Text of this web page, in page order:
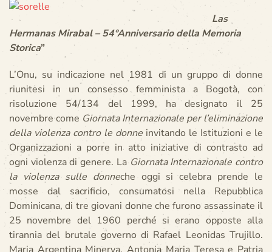
Las
Hermanas Mirabal – 54°Anniversario della Memoria
Storica”
L’Onu, su indicazione nel 1981 di un gruppo di donne
riunitesi in un consesso femminista a Bogotà, con
risoluzione 54/134 del 1999, ha designato il 25
novembre come Giornata Internazionale per l’eliminazione
della violenza contro le donne invitando le Istituzioni e le
Organizzazioni a porre in atto iniziative di contrasto ad
ogni violenza di genere. La Giornata Internazionale contro
la violenza sulle donneche oggi si celebra prende le
mosse dal sacrificio, consumatosi nella Repubblica
Dominicana, di tre giovani donne che furono assassinate il
25 novembre del 1960 perché si erano opposte alla
tirannia del brutale governo di Rafael Leonidas Trujillo.